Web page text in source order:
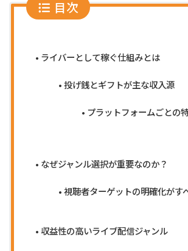
目次
ライバーとして稼ぐ仕組みとは
投げ銭とギフトが主な収入源
プラットフォームごとの
なぜジャンル選択が重要なのか？
視聴者ターゲットの明確化がす
収益性の高いライブ配信ジャンル